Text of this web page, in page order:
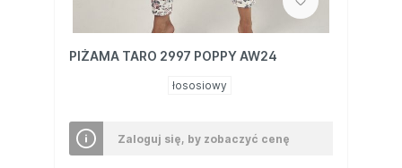
PIŻAMA TARO 2997 POPPY AW24
łososiowy
Zaloguj się, by zobaczyć cenę